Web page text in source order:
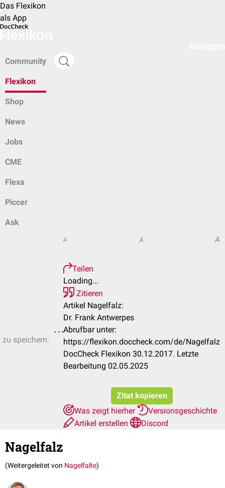
Das Flexikon
als App
Community
Flexikon
Shop
News
Jobs
CME
Flexa
Piccer
Ask
speichern.
A A A
Teilen
Loading...
Zitieren
Artikel Nagelfalz:
Dr. Frank Antwerpes
Abrufbar unter:
https://flexikon.doccheck.com/de/Nagelfalz
DocCheck Flexikon 30.12.2017. Letzte
Bearbeitung 02.05.2025
Zitat kopieren
Was zeigt hierher
Versionsgeschichte
Artikel erstellen
Discord
Nagelfalz
(Weitergeleitet von Nagelfalte)